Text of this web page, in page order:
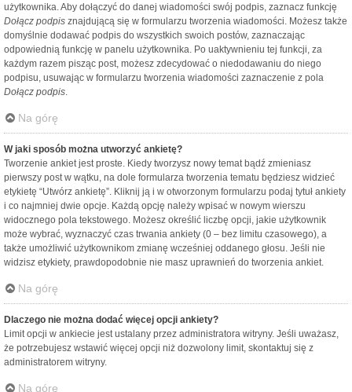
użytkownika. Aby dołączyć do danej wiadomości swój podpis, zaznacz funkcję
Dołącz podpis znajdującą się w formularzu tworzenia wiadomości. Możesz także
domyślnie dodawać podpis do wszystkich swoich postów, zaznaczając
odpowiednią funkcję w panelu użytkownika. Po uaktywnieniu tej funkcji, za
każdym razem pisząc post, możesz zdecydować o niedodawaniu do niego
podpisu, usuwając w formularzu tworzenia wiadomości zaznaczenie z pola
Dołącz podpis.
Na górę
W jaki sposób można utworzyć ankietę?
Tworzenie ankiet jest proste. Kiedy tworzysz nowy temat bądź zmieniasz
pierwszy post w wątku, na dole formularza tworzenia tematu będziesz widzieć
etykietę “Utwórz ankietę”. Kliknij ją i w otworzonym formularzu podaj tytuł ankiety
i co najmniej dwie opcje. Każdą opcję należy wpisać w nowym wierszu
widocznego pola tekstowego. Możesz określić liczbę opcji, jakie użytkownik
może wybrać, wyznaczyć czas trwania ankiety (0 – bez limitu czasowego), a
także umożliwić użytkownikom zmianę wcześniej oddanego głosu. Jeśli nie
widzisz etykiety, prawdopodobnie nie masz uprawnień do tworzenia ankiet.
Na górę
Dlaczego nie można dodać więcej opcji ankiety?
Limit opcji w ankiecie jest ustalany przez administratora witryny. Jeśli uważasz,
że potrzebujesz wstawić więcej opcji niż dozwolony limit, skontaktuj się z
administratorem witryny.
Na górę